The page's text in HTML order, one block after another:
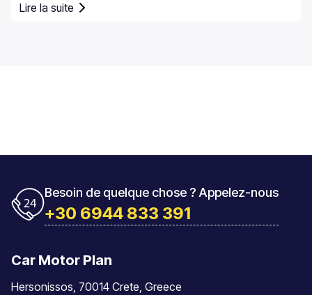
Lire la suite
Besoin de quelque chose ? Appelez-nous
+30 6944 833 391
Car Motor Plan
Hersonissos, 70014 Crete, Greece